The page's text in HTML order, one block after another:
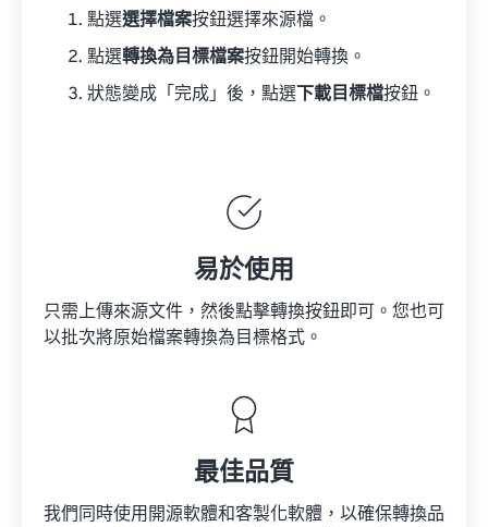
點選選擇檔案按鈕選擇來源檔。
點選轉換為目標檔案按鈕開始轉換。
狀態變成「完成」後，點選 下載目標檔按鈕。
易於使用
只需上傳來源文件，然後點擊轉換按鈕即可。您也可
以批次將原始檔案轉換為目標格式。
最佳品質
我們同時使用開源軟體和客製化軟體，以確保轉換品